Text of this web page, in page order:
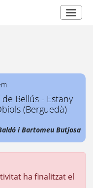
Bellús - Estany
(Berguedà)
i Bartomeu Butjosa
ha finalitzat el